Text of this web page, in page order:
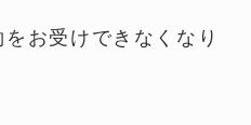
お受けできなくなり